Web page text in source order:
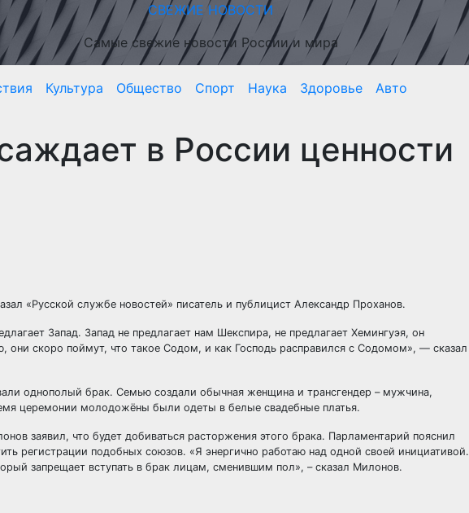
СВЕЖИЕ НОВОСТИ
Самые свежие новости России и мира
Культура Общество Спорт Наука Здоровье
Авто
в России ценности
«Русской службе новостей» писатель и публицист Александр Проханов.
Запад. Запад не предлагает нам Шекспира, не предлагает Хемингуэя, он
они скоро поймут, что такое Содом, и как Господь расправился с Содомом», — сказал
однополый брак. Семью создали обычная женщина и трансгендер – мужчина,
церемонии молодожёны были одеты в белые свадебные платья.
заявил, что будет добиваться расторжения этого брака. Парламентарий пояснил
регистрации подобных союзов. «Я энергично работаю над одной своей инициативой.
запрещает вступать в брак лицам, сменившим пол», – сказал Милонов.